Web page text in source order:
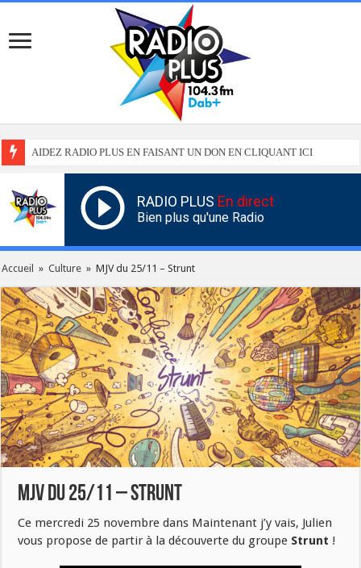
AIDEZ RADIO PLUS EN FAISANT UN DON EN CLIQUANT ICI
RADIO PLUS En direct
Bien plus qu'une Radio
Accueil » Culture » MJV du 25/11 – Strunt
MJV du 25/11 – Strunt
Ce mercredi 25 novembre dans Maintenant j’y vais, Julien
vous propose de partir à la découverte du groupe Strunt !